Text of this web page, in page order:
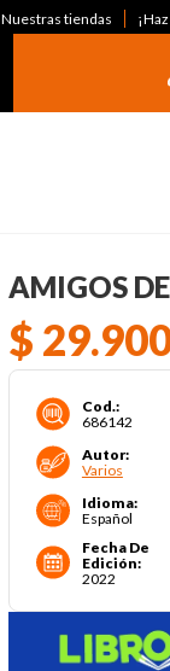
Nuestras tiendas
AMIGOS
$ 29.
Cod.:
686142
Autor:
Varios
Idioma:
Español
Fecha De
Edición:
2022